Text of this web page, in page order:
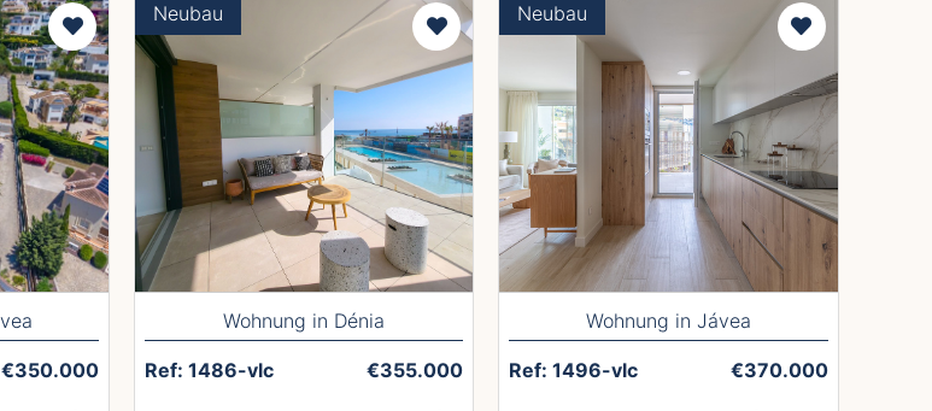
€350.000
Neubau
Wohnung in Dénia
Ref: 1486-vlc €355.000
Neubau
Wohnung in Jávea
Ref: 1496-vlc €370.000